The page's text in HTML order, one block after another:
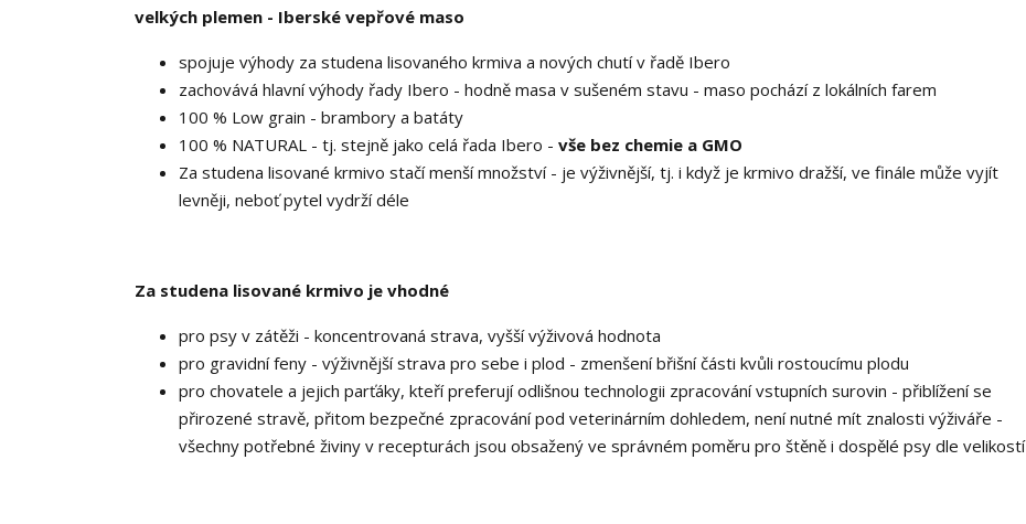
velkých plemen - Iberské vepřové maso
spojuje výhody za studena lisovaného krmiva a nových chutí v řadě Ibero
zachovává hlavní výhody řady Ibero - hodně masa v sušeném stavu - maso pochází z lokálních farem
100 % Low grain - brambory a batáty
100 % NATURAL - tj. stejně jako celá řada Ibero - vše bez chemie a GMO
Za studena lisované krmivo stačí menší množství - je výživnější, tj. i když je krmivo dražší, ve finále může vyjít
levněji, neboť pytel vydrží déle
Za studena lisované krmivo je vhodné
pro psy v zátěži - koncentrovaná strava, vyšší výživová hodnota
pro gravidní feny - výživnější strava pro sebe i plod - zmenšení břišní části kvůli rostoucímu plodu
pro chovatele a jejich parťáky, kteří preferují odlišnou technologii zpracování vstupních surovin - přiblížení se
přirozené stravě, přitom bezpečné zpracování pod veterinárním dohledem, není nutné mít znalosti výživáře -
všechny potřebné živiny v recepturách jsou obsažený ve správném poměru pro štěně i dospělé psy dle velikostí